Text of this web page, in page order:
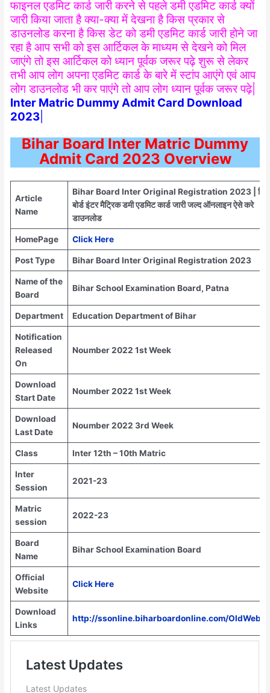
फाइनल एडमिट कार्ड जारी करने से पहले डमी एडमिट कार्ड क्यों
जारी किया जाता है क्या-क्या में देखना है किस प्रकार से
डाउनलोड करना है किस डेट को डमी एडमिट कार्ड जारी होने जा
रहा है आप सभी को इस आर्टिकल के माध्यम से देखने को मिल
जाएंगे तो इस आर्टिकल को ध्यान पूर्वक जरूर पढ़े शुरू से लेकर
तभी आप लोग अपना एडमिट कार्ड के बारे में स्टांप आएंगे एवं आप
लोग डाउनलोड भी कर पाएंगे तो आप लोग ध्यान पूर्वक जरूर पढ़े|
Inter Matric Dummy Admit Card Download
2023
Bihar Board Inter Matric Dummy
Admit Card 2023 Overview
Article
Name
Bihar Board Inter Original Registration 2023 |
बोर्ड इंटर मैट्रिक डमी एडमिट कार्ड जारी जल्द ऑनलाइन ऐसे करे
डाउनलोड
HomePage Click Here
Post Type Bihar Board Inter Original Registration 2023
Name of the
Board
Bihar School Examination Board, Patna
Department Education Department of Bihar
Notification
Released
On
Noumber 2022 1st Week
Download
Start Date
Noumber 2022 1st Week
Download
Last Date
Noumber 2022 3rd Week
Class Inter 12th – 10th Matric
Inter
Session
2021-23
Matric
session
2022-23
Board
Name
Bihar School Examination Board
Official
Website
Click Here
Download
Links
http://ssonline.biharboardonline.com/